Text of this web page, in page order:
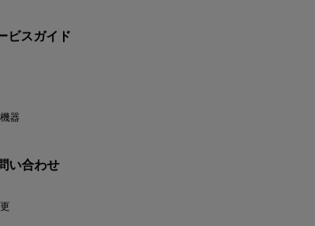
ビスガイド
器
い合わせ